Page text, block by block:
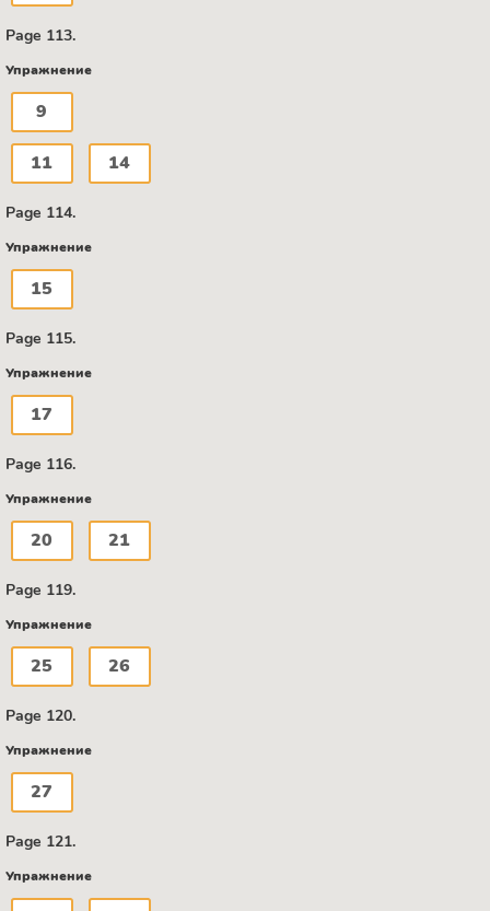
Page 113.
Упражнение
9
11 14
Page 114.
Упражнение
15
Page 115.
Упражнение
17
Page 116.
Упражнение
20 21
Page 119.
Упражнение
25 26
Page 120.
Упражнение
27
Page 121.
Упражнение